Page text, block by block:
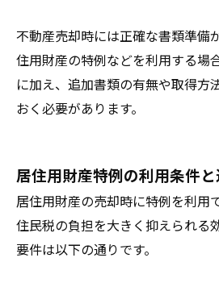
不動産売却時には正確な書類準備
住用財産の特例などを利用する場
に加え、追加書類の有無や取得方
おく必要があります。
居住用財産特例の利用条件
居住用財産の売却時に特例を利用
住民税の負担を大きく抑えられる
要件は以下の通りです。